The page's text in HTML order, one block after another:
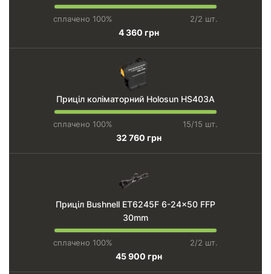
сплачено 100% 2/2 шт.
4 360 грн
Приціл коліматорний Holosun HS403A
сплачено 100% 15/15 шт.
32 760 грн
Приціл Bushnell ET6245F 6-24x50 FFP
30mm
сплачено 100% 2/2 шт.
45 900 грн